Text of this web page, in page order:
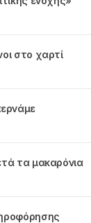
στο χαρτί
τα μακαρόνια